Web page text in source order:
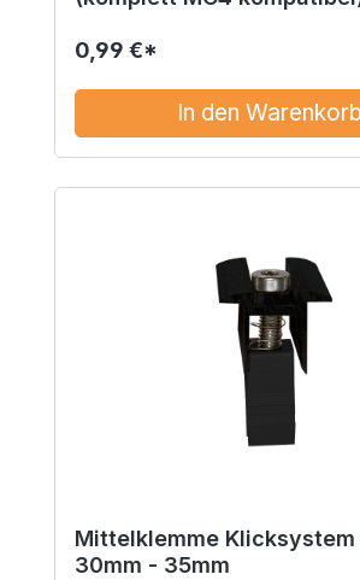
0,99 €*
In den Warenkorb
Mittelklemme Klicksystem
30mm - 35mm